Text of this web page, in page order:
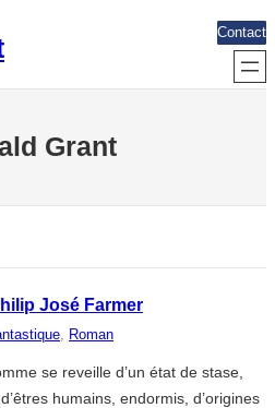
Contact
Grant
José Farmer
, Roman
se reveille d’un état de stase,
humains, endormis, d’origines